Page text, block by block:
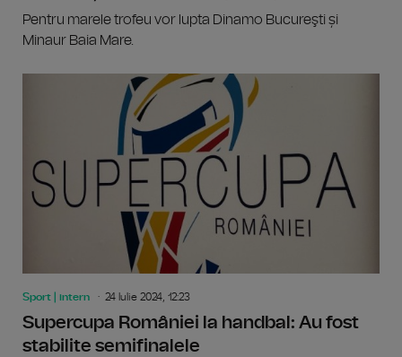
Pentru marele trofeu vor lupta Dinamo Bucureşti și
Minaur Baia Mare.
Sport | intern 24 Iulie 2024, 12:23
Supercupa României la handbal: Au fost
stabilite semifinalele